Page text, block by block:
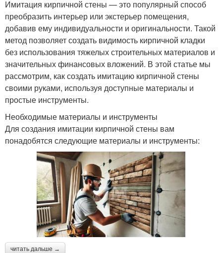
Имитация кирпичной стены — это популярный способ
преобразить интерьер или экстерьер помещения,
добавив ему индивидуальности и оригинальности. Такой
метод позволяет создать видимость кирпичной кладки
без использования тяжелых строительных материалов и
значительных финансовых вложений. В этой статье мы
рассмотрим, как создать имитацию кирпичной стены
своими руками, используя доступные материалы и
простые инструменты.
Необходимые материалы и инструменты
Для создания имитации кирпичной стены вам
понадобятся следующие материалы и инструменты:
читать дальше →